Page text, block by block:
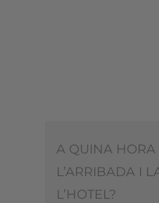
A QUINA HORA
L’ARRIBADA I
L’HOTEL?